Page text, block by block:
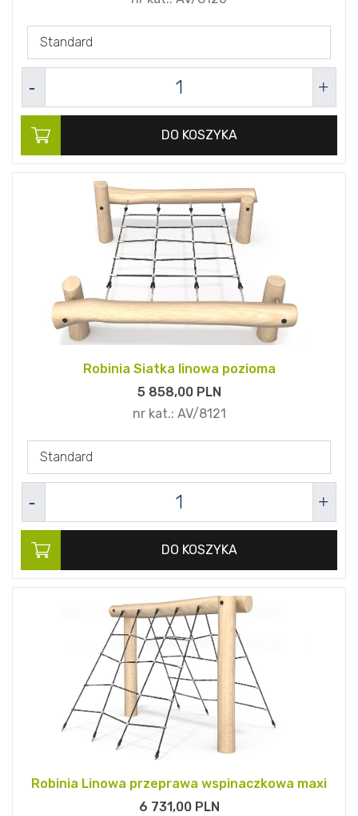
Standard
DO KOSZYKA
Robinia Siatka linowa pozioma
5 858,00PLN
nr kat.: AV/8121
Standard
DO KOSZYKA
Robinia Linowa przeprawa wspinaczkowa maxi
6 731,00PLN